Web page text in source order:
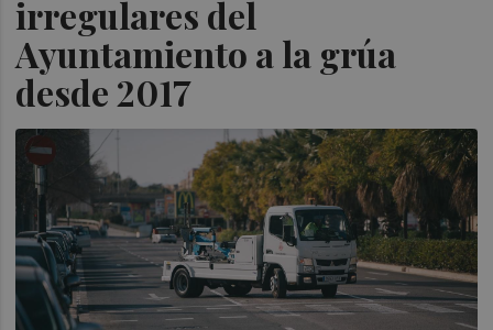
irregulares del
Ayuntamiento a la grúa
desde 2017